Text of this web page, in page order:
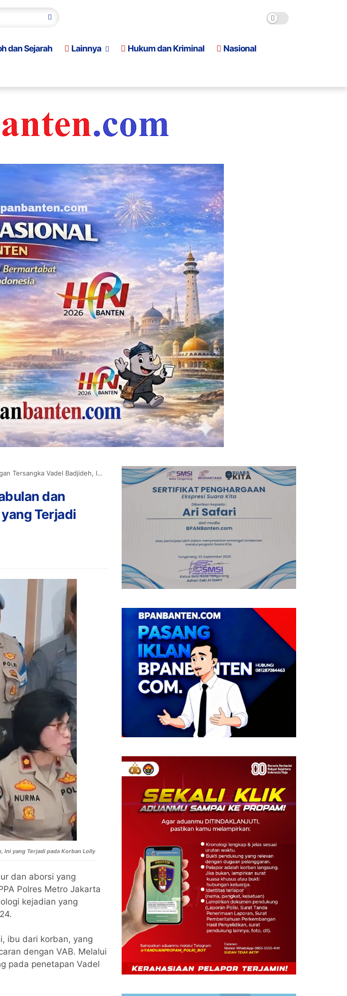
dan Sejarah Lainnya Hukum dan Kriminal Nasional
Ini yang Terjadi pada Korban Lolly
dan
Terjadi
Ini yang Terjadi pada Korban Lolly
dan aborsi yang
Polres Metro Jakarta
kejadian yang
ibu dari korban, yang
dengan VAB. Melalui
pada penetapan Vadel